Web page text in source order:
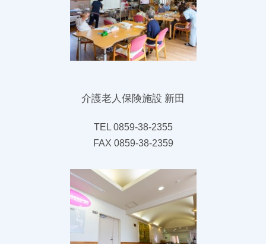
介護老人保険施設 新田
TEL 0859-38-2355
FAX 0859-38-2359